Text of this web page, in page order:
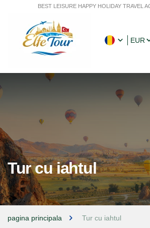
BEST LEISURE HAPPY HOLIDAY TRAVEL
EUR
Tur cu iahtul
pagina principala Tur cu iahtul